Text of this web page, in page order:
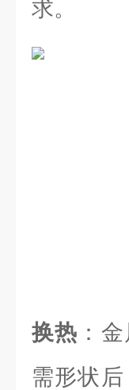
求。
换热 ：
需形状